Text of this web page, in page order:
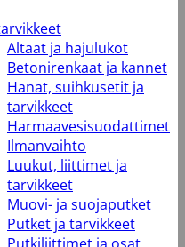
Altaat ja hajulukot
Betonirenkaat ja kannet
Hanat, suihkusetit ja
tarvikkeet
Harmaavesisuodattimet
Ilmanvaihto
Luukut, liittimet ja
tarvikkeet
Muovi- ja suojaputket
Putket ja tarvikkeet